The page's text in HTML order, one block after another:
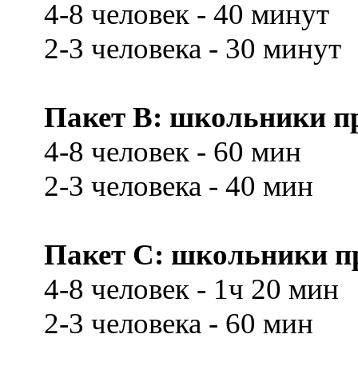
4-8 человек - 40 минут
2-3 человека - 30 минут
Пакет В: школьники
4-8 человек - 60 мин
2-3 человека - 40 мин
Пакет С: школьники
4-8 человек - 1ч 20 мин
2-3 человека - 60 мин